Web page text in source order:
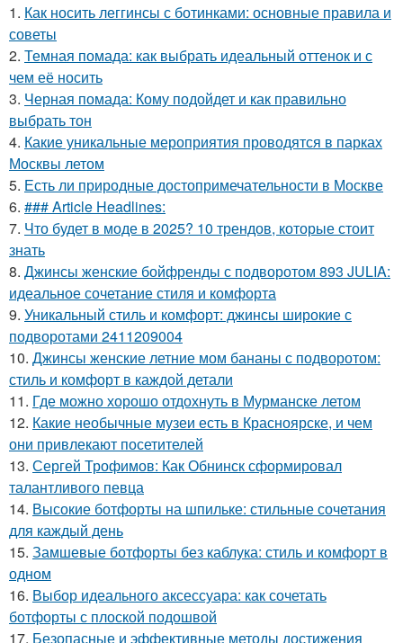
1. Как носить леггинсы с ботинками: основные правила и
советы
2. Темная помада: как выбрать идеальный оттенок и с
чем её носить
3. Черная помада: Кому подойдет и как правильно
выбрать тон
4. Какие уникальные мероприятия проводятся в парках
Москвы летом
5. Есть ли природные достопримечательности в Москве
6. ### Article Headlines:
7. Что будет в моде в 2025? 10 трендов, которые стоит
знать
8. Джинсы женские бойфренды с подворотом 893 JULIA:
идеальное сочетание стиля и комфорта
9. Уникальный стиль и комфорт: джинсы широкие с
подворотами 2411209004
10. Джинсы женские летние мом бананы с подворотом:
стиль и комфорт в каждой детали
11. Где можно хорошо отдохнуть в Мурманске летом
12. Какие необычные музеи есть в Красноярске, и чем
они привлекают посетителей
13. Сергей Трофимов: Как Обнинск сформировал
талантливого певца
14. Высокие ботфорты на шпильке: стильные сочетания
для каждый день
15. Замшевые ботфорты без каблука: стиль и комфорт в
одном
16. Выбор идеального аксессуара: как сочетать
ботфорты с плоской подошвой
17. Безопасные и эффективные методы достижения